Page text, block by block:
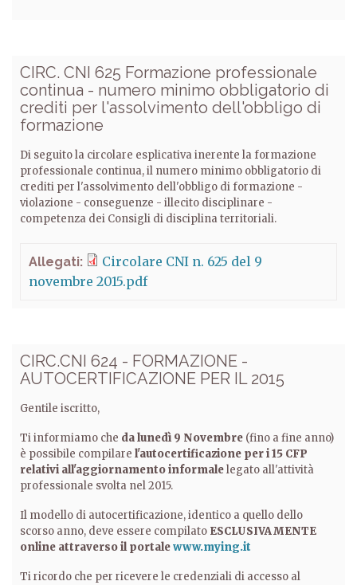
CIRC. CNI 625 Formazione professionale
continua - numero minimo obbligatorio di
crediti per l'assolvimento dell'obbligo di
formazione
Di seguito la circolare esplicativa inerente la formazione
professionale continua, il numero minimo obbligatorio di
crediti per l'assolvimento dell'obbligo di formazione -
violazione - conseguenze - illecito disciplinare -
competenza dei Consigli di disciplina territoriali.
Allegati:
Circolare CNI n. 625 del 9
novembre 2015.pdf
CIRC.CNI 624 - FORMAZIONE -
AUTOCERTIFICAZIONE PER IL 2015
Gentile iscritto,
Ti informiamo che da lunedì 9 Novembre (fino a fine anno)
è possibile compilare l'autocertificazione per i 15 CFP
relativi all'aggiornamento informalelegato all'attività
professionale svolta nel 2015.
Il modello di autocertificazione, identico a quello dello
scorso anno, deve essere compilato ESCLUSIVAMENTE
online attraverso il portalewww.mying.it
Ti ricordo che per ricevere le credenziali di accesso al